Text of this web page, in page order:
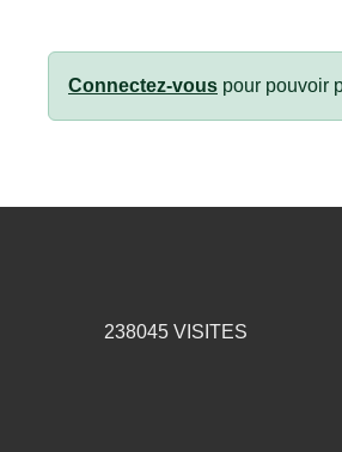
Connectez-vous pour pouvoir
238045 VISITES